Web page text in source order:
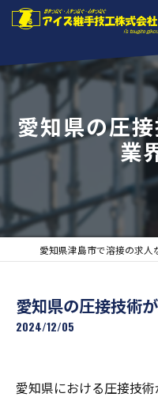
愛知県の圧
業
愛知県の圧接技術
2024/12/05
愛知県における圧接技